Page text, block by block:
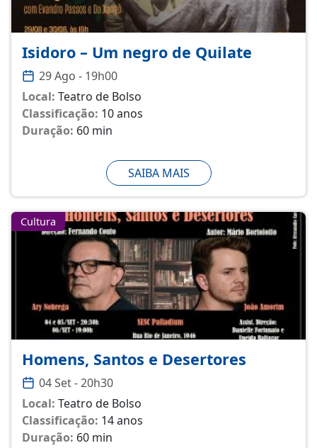
Isidoro – Um negro de Quilate
29 Ago - 19h00
Local: Teatro de Bolso
Classificação: 10 anos
Duração: 60 min
SAIBA MAIS
Cultura
Homens, Santos e Desertores
04 Set - 20h30
Local: Teatro de Bolso
Classificação: 14 anos
Duração: 60 min